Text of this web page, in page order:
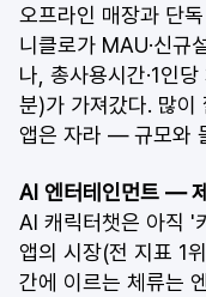
오프라인 매장과 단
니클로가 MAU·신규
나, 총사용시간·1인
분)가 가져갔다. 많이
앱은 자라 — 규모와
AI 엔터테인먼트 —
AI 캐릭터챗은 아직 '
앱의 시장(전 지표 1
간에 이르는 체류는